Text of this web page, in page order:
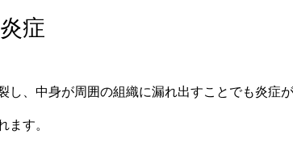
症
し、中身が周囲の組織に漏れ出すことでも炎症
ます。